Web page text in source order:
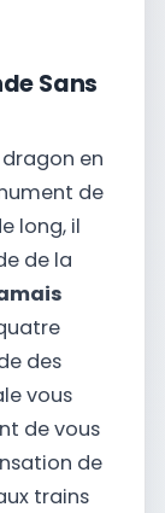
Sans
en
de
long, il
de la
des
vous
de vous
de
trains